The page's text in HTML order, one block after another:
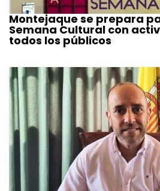
Montejaque se prepara
Semana Cultural con
todos los públicos